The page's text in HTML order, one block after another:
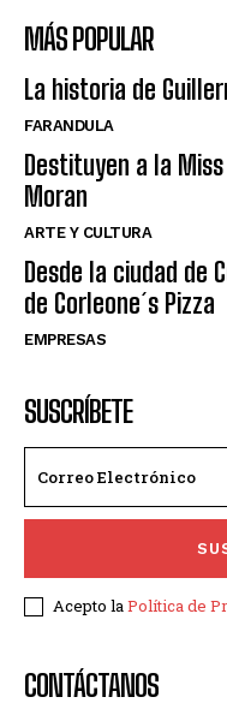
MÁS POPULAR
La historia de
FARANDULA
Destituyen a la Miss
Moran
ARTE Y CULTURA
Desde la ciudad de
de Corleone´s Pizza
EMPRESAS
SUSCRÍBETE
Acepto laPolítica de
CONTÁCTANOS